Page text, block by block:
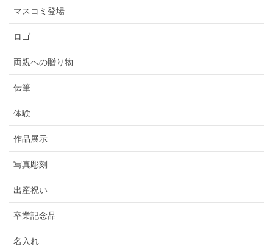
マスコミ登場
ロゴ
両親への贈り物
伝筆
体験
作品展示
写真彫刻
出産祝い
卒業記念品
名入れ